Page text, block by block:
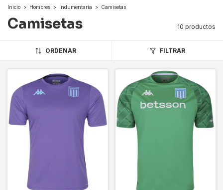
Inicio > Hombres > Indumentaria > Camisetas
Camisetas 10 productos
ORDENAR FILTRAR